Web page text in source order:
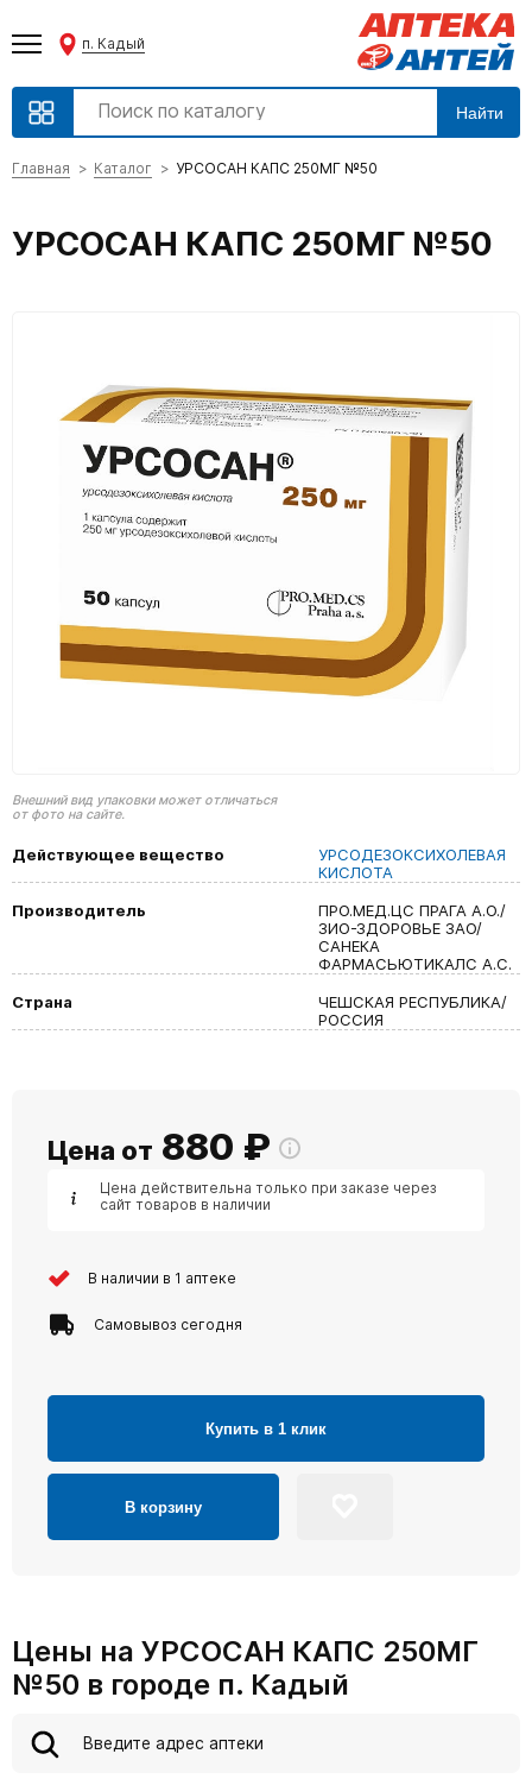
п. Кадый
Найти
Главная Каталог УРСОСАН КАПС 250МГ №50
УРСОСАН КАПС 250МГ №50
Внешний вид упаковки может отличаться
от фото на сайте.
Действующее вещество
УРСОДЕЗОКСИХОЛЕВАЯ
КИСЛОТА
Производитель
ПРО.МЕД.ЦС ПРАГА А.О./
ЗИО-ЗДОРОВЬЕ ЗАО/
САНЕКА
ФАРМАСЬЮТИКАЛС А.С.
Страна
ЧЕШСКАЯ РЕСПУБЛИКА/
РОССИЯ
Цена от 880 ₽
Цена действительна только при заказе через
сайт товаров в наличии
В наличии в 1 аптеке
Самовывоз сегодня
Купить в 1 клик
В корзину
Цены на УРСОСАН КАПС 250МГ
№50 в городе п. Кадый